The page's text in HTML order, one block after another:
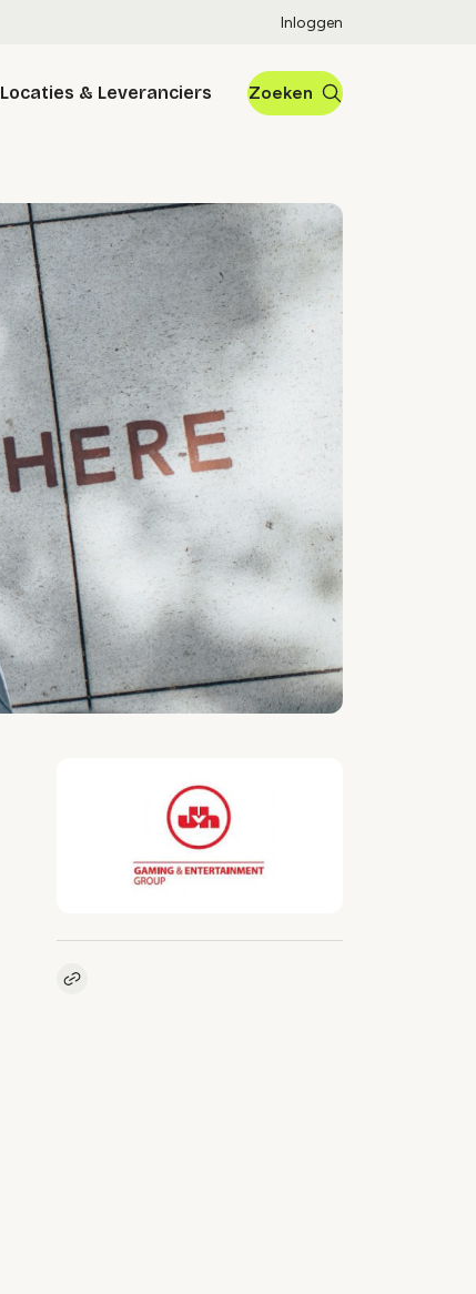
Inloggen
Locaties & Leveranciers Zoeken
Kopieer link naar vacature